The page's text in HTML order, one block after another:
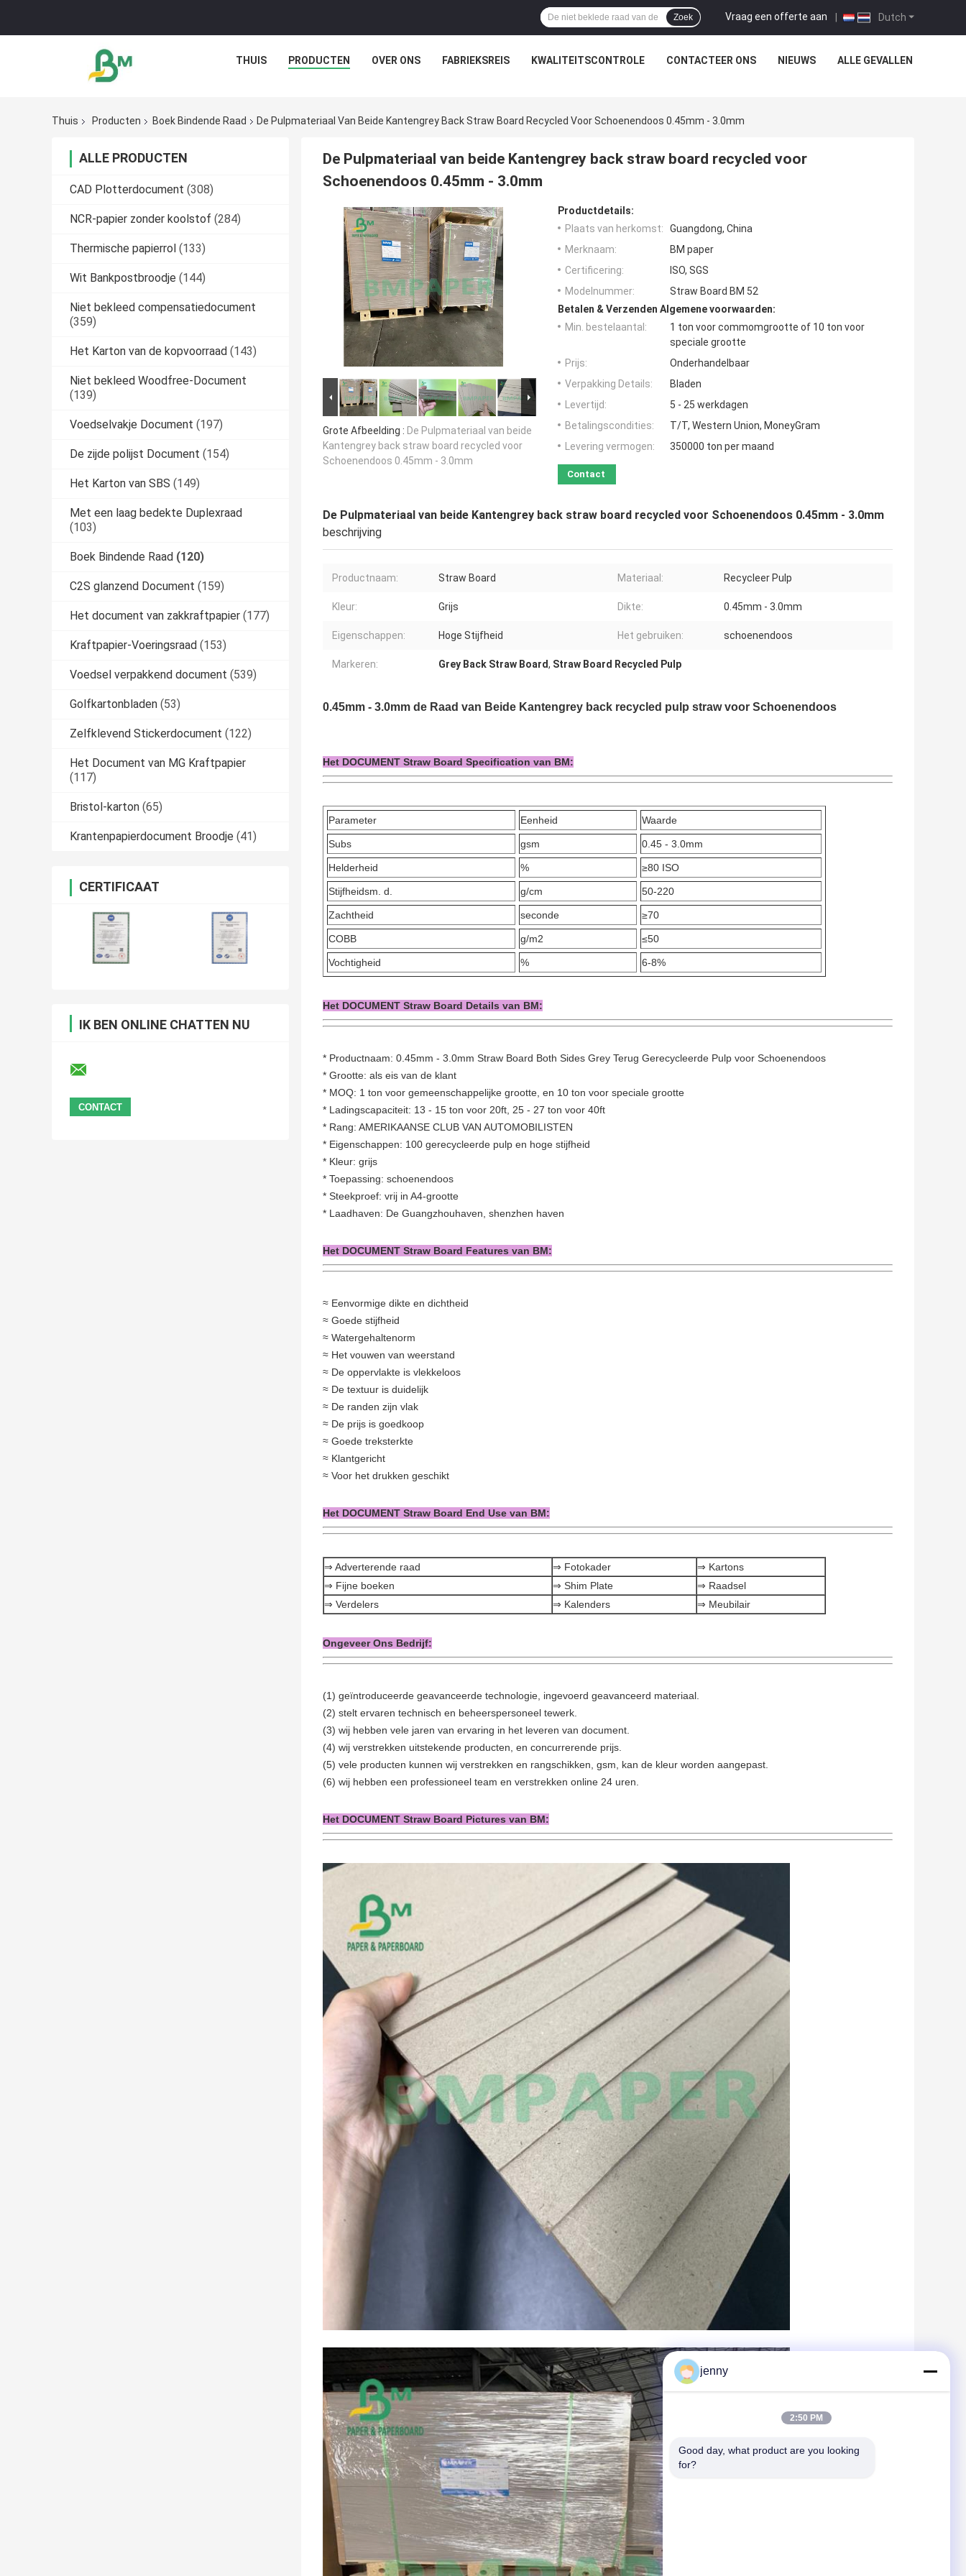
Dutch
Vraag een offerte aan |
Zoek
THUIS PRODUCTEN OVER ONS FABRIEKSREIS KWALITEITSCONTROLE CONTACTEER ONS NIEUWS ALLE GEVALLEN
Thuis Producten Boek Bindende Raad De Pulpmateriaal Van Beide Kantengrey Back Straw Board Recycled Voor Schoenendoos 0.45mm - 3.0mm
ALLE PRODUCTEN
CAD Plotterdocument (308)
NCR-papier zonder koolstof (284)
Thermische papierrol (133)
Wit Bankpostbroodje (144)
Niet bekleed compensatiedocument
(359)
Het Karton van de kopvoorraad (143)
Niet bekleed Woodfree-Document
(139)
Voedselvakje Document (197)
De zijde polijst Document (154)
Het Karton van SBS (149)
Met een laag bedekte Duplexraad
(103)
Boek Bindende Raad (120)
C2S glanzend Document (159)
Het document van zakkraftpapier (177)
Kraftpapier-Voeringsraad (153)
Voedsel verpakkend document (539)
Golfkartonbladen (53)
Zelfklevend Stickerdocument (122)
Het Document van MG Kraftpapier
(117)
Bristol-karton (65)
Krantenpapierdocument Broodje (41)
CERTIFICAAT
IK BEN ONLINE CHATTEN NU
De Pulpmateriaal van beide Kantengrey back straw board recycled voor
Schoenendoos 0.45mm - 3.0mm
Grote Afbeelding : De Pulpmateriaal van beide
Kantengrey back straw board recycled voor
Schoenendoos 0.45mm - 3.0mm
Productdetails:
Plaats van herkomst:
Guangdong, China
Merknaam:
BM paper
Certificering:
ISO, SGS
Modelnummer:
Straw Board BM 52
Betalen & Verzenden Algemene voorwaarden:
Min. bestelaantal:
1 ton voor commomgrootte of 10 ton voor
speciale grootte
Prijs:
Onderhandelbaar
Verpakking Details:
Bladen
Levertijd:
5 - 25 werkdagen
Betalingscondities:
T/T, Western Union, MoneyGram
Levering vermogen:
350000 ton per maand
Contact
De Pulpmateriaal van beide Kantengrey back straw board recycled voor Schoenendoos 0.45mm - 3.0mm
beschrijving
Productnaam: Straw Board Materiaal: Recycleer Pulp
Kleur: Grijs Dikte: 0.45mm - 3.0mm
Eigenschappen: Hoge Stijfheid Het gebruiken: schoenendoos
Markeren: Grey Back Straw Board, Straw Board Recycled Pulp
0.45mm - 3.0mm de Raad van Beide Kantengrey back recycled pulp straw voor Schoenendoos
Het DOCUMENT Straw Board Specification van BM:
Parameter Eenheid Waarde
Subs gsm 0.45 - 3.0mm
Helderheid % ≥80 ISO
Stijfheidsm. d. g/cm 50-220
Zachtheid seconde ≥70
COBB g/m2 ≤50
Vochtigheid % 6-8%
Het DOCUMENT Straw Board Details van BM:
* Productnaam: 0.45mm - 3.0mm Straw Board Both Sides Grey Terug Gerecycleerde Pulp voor Schoenendoos
* Grootte: als eis van de klant
* MOQ: 1 ton voor gemeenschappelijke grootte, en 10 ton voor speciale grootte
* Ladingscapaciteit: 13 - 15 ton voor 20ft, 25 - 27 ton voor 40ft
* Rang: AMERIKAANSE CLUB VAN AUTOMOBILISTEN
* Eigenschappen: 100 gerecycleerde pulp en hoge stijfheid
* Kleur: grijs
* Toepassing: schoenendoos
* Steekproef: vrij in A4-grootte
* Laadhaven: De Guangzhouhaven, shenzhen haven
Het DOCUMENT Straw Board Features van BM:
≈ Eenvormige dikte en dichtheid
≈ Goede stijfheid
≈ Watergehaltenorm
≈ Het vouwen van weerstand
≈ De oppervlakte is vlekkeloos
≈ De textuur is duidelijk
≈ De randen zijn vlak
≈ De prijs is goedkoop
≈ Goede treksterkte
≈ Klantgericht
≈ Voor het drukken geschikt
Het DOCUMENT Straw Board End Use van BM:
⇒ Adverterende raad ⇒ Fotokader
⇒ Kartons
⇒ Fijne boeken
⇒ Shim Plate
⇒ Raadsel
⇒ Verdelers
⇒ Kalenders ⇒ Meubilair
Ongeveer Ons Bedrijf:
(1) geïntroduceerde geavanceerde technologie, ingevoerd geavanceerd materiaal.
(2) stelt ervaren technisch en beheerspersoneel tewerk.
(3) wij hebben vele jaren van ervaring in het leveren van document.
(4) wij verstrekken uitstekende producten, en concurrerende prijs.
(5) vele producten kunnen wij verstrekken en rangschikken, gsm, kan de kleur worden aangepast.
(6) wij hebben een professioneel team en verstrekken online 24 uren.
Het DOCUMENT Straw Board Pictures van BM:
jenny
2:50 PM
Good day, what product are you looking
for?